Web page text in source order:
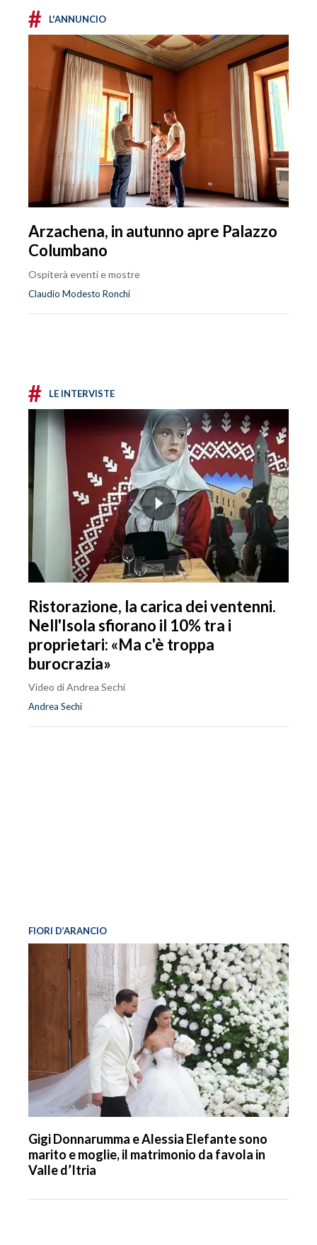
# L'ANNUNCIO
Arzachena, in autunno apre Palazzo
Columbano
Ospiterà eventi e mostre
Claudio Modesto Ronchi
# LE INTERVISTE
Ristorazione, la carica dei ventenni.
Nell'Isola sfiorano il 10% tra i
proprietari: «Ma c'è troppa
burocrazia»
Video di Andrea Sechi
Andrea Sechi
FIORI D’ARANCIO
Gigi Donnarumma e Alessia Elefante sono
marito e moglie, il matrimonio da favola in
Valle d’Itria